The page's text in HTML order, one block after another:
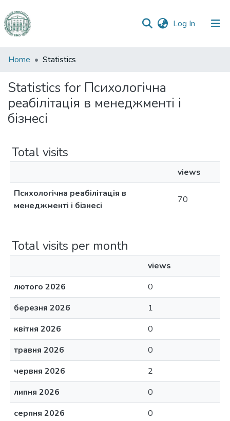
Log In (current)
Communities
Collections
All of DSpace
Home Statistics
Statistics for Психологічна
реабілітація в менеджменті і
бізнесі
Total visits
views
Психологічна реабілітація в
менеджменті і бізнесі
70
Total visits per month
views
лютого 2026
0
березня 2026
1
квітня 2026
0
травня 2026
0
червня 2026
2
липня 2026
0
серпня 2026
0